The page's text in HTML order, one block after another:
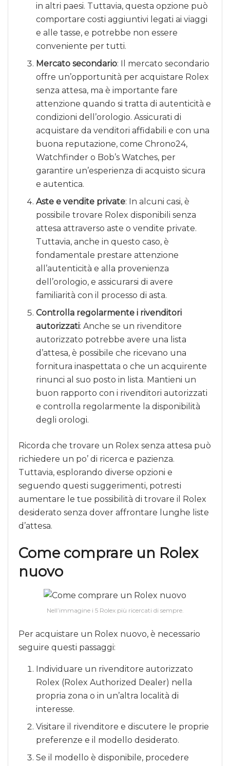
in altri paesi. Tuttavia, questa opzione può
comportare costi aggiuntivi legati ai viaggi
e alle tasse, e potrebbe non essere
conveniente per tutti.
Mercato secondario: Il mercato secondario
offre un’opportunità per acquistare Rolex
senza attesa, ma è importante fare
attenzione quando si tratta di autenticità e
condizioni dell’orologio. Assicurati di
acquistare da venditori affidabili e con una
buona reputazione, come Chrono24,
Watchfinder o Bob’s Watches, per
garantire un’esperienza di acquisto sicura
e autentica.
Aste e vendite private: In alcuni casi, è
possibile trovare Rolex disponibili senza
attesa attraverso aste o vendite private.
Tuttavia, anche in questo caso, è
fondamentale prestare attenzione
all’autenticità e alla provenienza
dell’orologio, e assicurarsi di avere
familiarità con il processo di asta.
Controlla regolarmente i rivenditori
autorizzati: Anche se un rivenditore
autorizzato potrebbe avere una lista
d’attesa, è possibile che ricevano una
fornitura inaspettata o che un acquirente
rinunci al suo posto in lista. Mantieni un
buon rapporto con i rivenditori autorizzati
e controlla regolarmente la disponibilità
degli orologi.
Ricorda che trovare un Rolex senza attesa può
richiedere un po’ di ricerca e pazienza.
Tuttavia, esplorando diverse opzioni e
seguendo questi suggerimenti, potresti
aumentare le tue possibilità di trovare il Rolex
desiderato senza dover affrontare lunghe liste
d’attesa.
Come comprare un Rolex
nuovo
Nell’immagine i 5 Rolex più ricercati di sempre.
Per acquistare un Rolex nuovo, è necessario
seguire questi passaggi:
Individuare un rivenditore autorizzato
Rolex (Rolex Authorized Dealer) nella
propria zona o in un’altra località di
interesse.
Visitare il rivenditore e discutere le proprie
preferenze e il modello desiderato.
Se il modello è disponibile, procedere